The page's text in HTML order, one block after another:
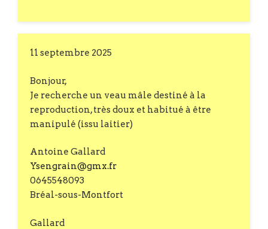
11 septembre 2025
Bonjour,
Je recherche un veau mâle destiné à la
reproduction, très doux et habitué à être
manipulé (issu laitier)
Antoine Gallard
Ysengrain@gmx.fr
0645548093
Bréal-sous-Montfort
Gallard